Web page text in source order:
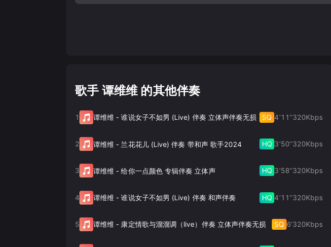
歌手 谭维维 的其他伴奏
1 谭维维 -谁说女子不如男 (Live) 伴奏 立体声伴奏无损 SQ 4‘11’‘320Kbps
2 谭维维 - 兰花花儿 (Live) 伴奏 带和声 歌手2024 HQ 3‘50’‘320Kbps
3 谭维维 -给你一点颜色 专辑伴奏 立体声 HQ 3‘58’‘320Kbps
4 谭维维 -谁说女子不如男 (Live) 伴奏 和声伴奏 HQ 4‘11’‘320Kbps
5 谭维维 - 康定情歌与溜溜调（live）伴奏 立体声伴奏无损 SQ 6‘320Kbps